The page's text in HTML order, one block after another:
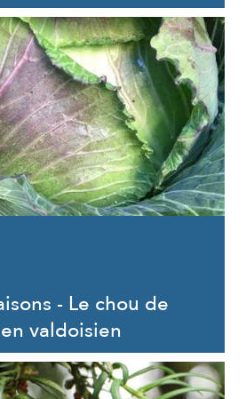
- Le chou de
valdoisien